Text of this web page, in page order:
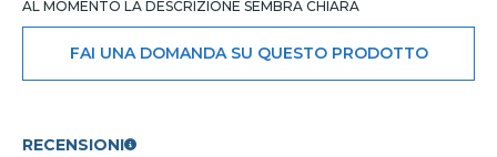
AL MOMENTO LA DESCRIZIONE SEMBRA CHIARA
FAI UNA DOMANDA SU QUESTO PRODOTTO
RECENSIONI